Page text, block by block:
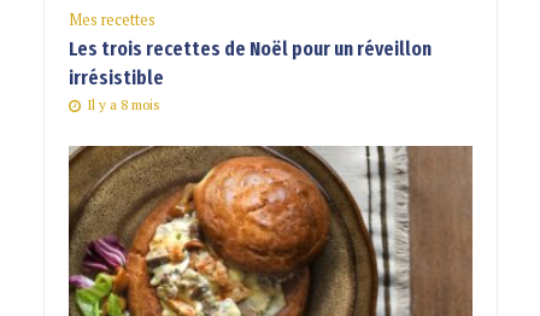
Mes recettes
Les trois recettes de Noël pour un réveillon
irrésistible
Il y a 8 mois